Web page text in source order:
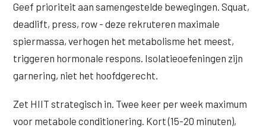
Geef prioriteit aan samengestelde bewegingen. Squat,
deadlift, press, row - deze rekruteren maximale
spiermassa, verhogen het metabolisme het meest,
triggeren hormonale respons. Isolatieoefeningen zijn
garnering, niet het hoofdgerecht.
Zet HIIT strategisch in. Twee keer per week maximum
voor metabole conditionering. Kort (15-20 minuten),